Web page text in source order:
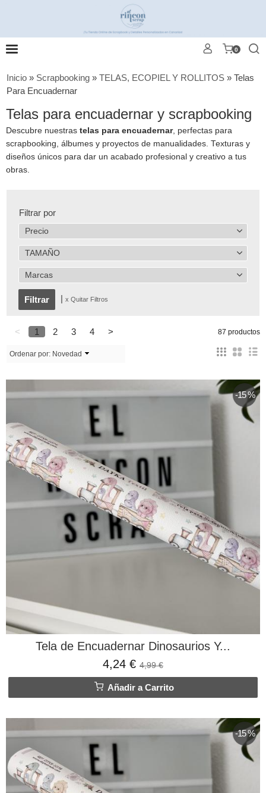
0
Inicio » Scrapbooking » TELAS, ECOPIEL Y ROLLITOS » Telas
Para Encuadernar
Telas para encuadernar y scrapbooking
Descubre nuestras telas para encuadernar, perfectas para
scrapbooking, álbumes y proyectos de manualidades. Texturas y
diseños únicos para dar un acabado profesional y creativo a tus
obras.
Filtrar por
Precio
TAMAÑO
Marcas
| x Quitar Filtros
< 1 2 3 4 > 87 productos
Ordenar por: Novedad
-15 %
Tela de Encuadernar Dinosaurios Y...
4,24 € 4,99 €
Añadir a Carrito
-15 %